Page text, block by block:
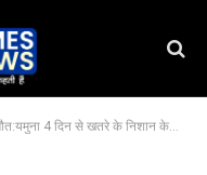
निशान के ऊपर, सुप्रीम कोर्ट, लाल किला पानी-पानी